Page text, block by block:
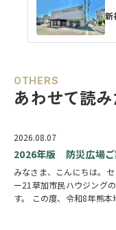
新
OTHERS
あわせて読
2026.08.07
2026年版 防災広場ご
みなさま、こんにちは。
ー21草加市民ハウジング
す。 この度、令和8年熊本